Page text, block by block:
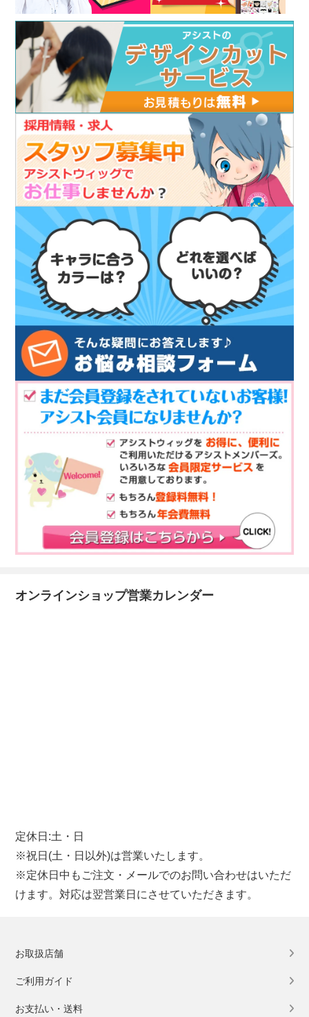
オンラインショップ営業カレンダー
定休日:土・日
※祝日(土・日以外)は営業いたします。
※定休日中もご注文・メールでのお問い合わせはいただ
けます。対応は翌営業日にさせていただきます。
お取扱店舗
ご利用ガイド
お支払い・送料